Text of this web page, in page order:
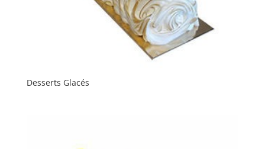
Desserts Glacés